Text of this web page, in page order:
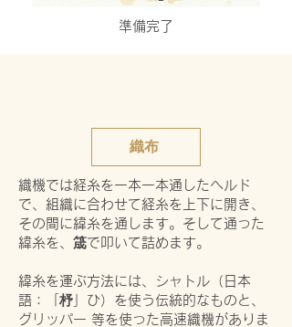
準備完了
織布
織機では経糸を一本一本通したヘルド
で、組織に合わせて経糸を上下に開き、
その間に緯糸を通します。そして通った
緯糸を、筬で叩いて詰めます。
緯糸を運ぶ方法には、シャトル（日本
語：「杼」ひ）を使う伝統的なものと、
グリッパー 等を使った高速織機がありま